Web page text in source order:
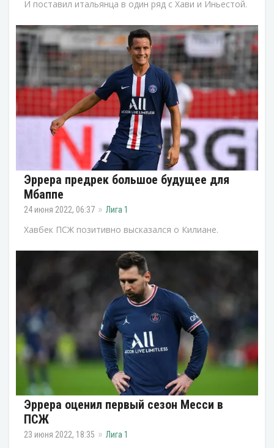
И поставил итальянца в один ряд с Хави и Иньестой.
Эррера предрек большое будущее для
Мбаппе
24 июня 2022, 06:37 Лига 1
Хавбек ПСЖ позитивно высказался о Килиане.
Эррера оценил первый сезон Месси в
ПСЖ
23 июня 2022, 18:35 Лига 1